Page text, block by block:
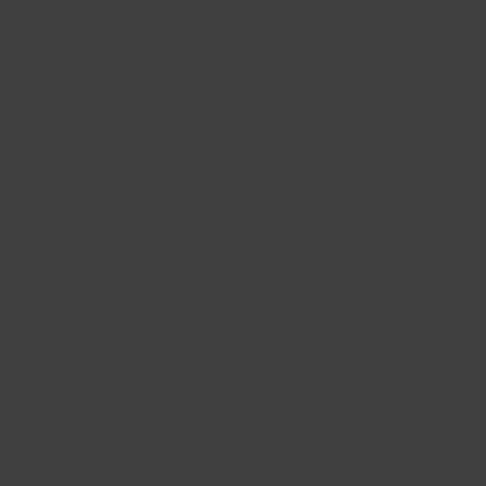
met vele andere
maar 25 cm hoog. De Perzische muts
gecombineerd worden. De
voor de Perzische
geen speciale zorg nodig, maar zet de
De bladeren kunnen dan makkelijk
is. Zet de Tiarella wherryi in de